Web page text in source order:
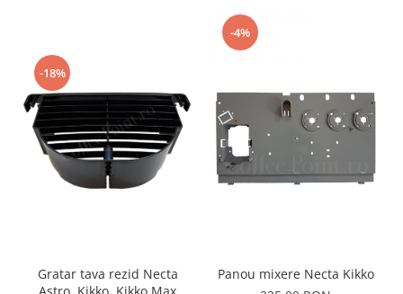
-18%
Gratar tava rezid Necta
-4%
Panou mixere Necta Kikko